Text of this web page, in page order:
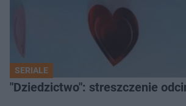
SERIALE
"Dziedzictwo": streszczenie